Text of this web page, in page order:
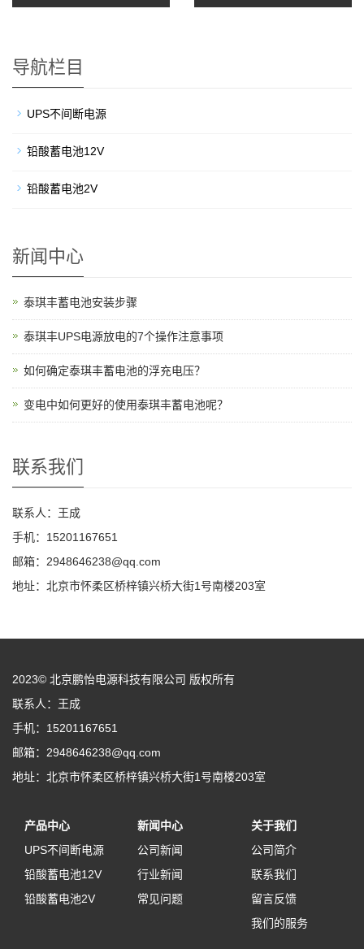
导航栏目
UPS不间断电源
铅酸蓄电池12V
铅酸蓄电池2V
新闻中心
泰琪丰蓄电池安装步骤
泰琪丰UPS电源放电的7个操作注意事项
如何确定泰琪丰蓄电池的浮充电压？
变电中如何更好的使用泰琪丰蓄电池呢？
联系我们
联系人：王成
手机：15201167651
邮箱：2948646238@qq.com
地址：北京市怀柔区桥梓镇兴桥大街1号南楼203室
2023© 北京鹏怡电源科技有限公司 版权所有
联系人：王成
手机：15201167651
邮箱：2948646238@qq.com
地址：北京市怀柔区桥梓镇兴桥大街1号南楼203室
产品中心
UPS不间断电源
铅酸蓄电池12V
铅酸蓄电池2V
新闻中心
公司新闻
行业新闻
常见问题
关于我们
公司简介
联系我们
留言反馈
我们的服务